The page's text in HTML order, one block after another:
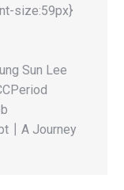
size:59px}
Sun Lee
Journey